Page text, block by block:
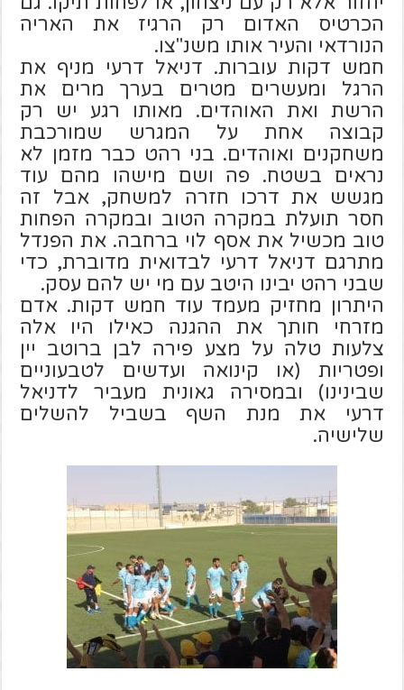
הכרטיס האדום רק הרגיז את האריה
הנורדאי והעיר אותו משנ"צו.
חמש דקות עוברות. דניאל דרעי מניף את
הרגל ומעשרים מטרים בערך מרים את
הרשת ואת האוהדים. מאותו רגע יש רק
קבוצה אחת על המגרש שמורכבת
משחקנים ואוהדים. בני רהט כבר מזמן לא
נראים בשטח. פה ושם מישהו מהם עוד
מגשש את דרכו חזרה למשחק, אבל זה
חסר תועלת במקרה הטוב ובמקרה הפחות
טוב מכשיל את אסף לוי ברחבה. את הפנדל
מתרגם דניאל דרעי לבדואית מדוברת, כדי
שבני רהט יבינו היטב עם מי יש להם עסק.
היתרון מחזיק מעמד עוד חמש דקות. אדם
מזרחי חותך את ההגנה כאילו היו אלה
צלעות טלה על מצע פירה לבן ברוטב יין
ופטריות (או קינואה ועדשים לטבעוניים
שבינינו) ובמסירה גאונית מעביר לדניאל
דרעי את מנת השף בשביל להשלים
שלישיה.